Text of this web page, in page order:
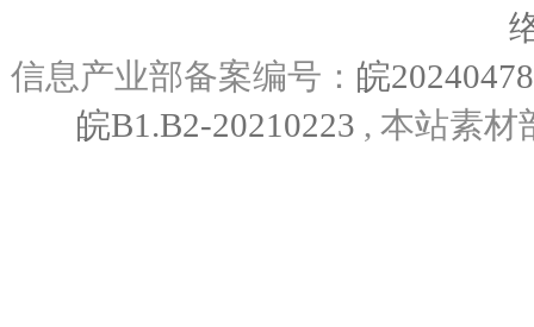
信息产业部备案编号： 皖
皖B1.B2-20210223 , 本站素材